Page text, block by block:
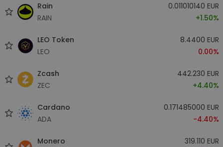
Rain
RAIN
0.011010140 EUR
+1.50%
LEO Token
LEO
8.4400 EUR
0.00%
Zcash
ZEC
442.230 EUR
+4.40%
Cardano
ADA
0.171485000 EUR
-4.40%
Monero
319.110 EUR